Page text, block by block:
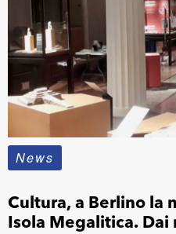
News
Cultura, a Berlino la
Isola Megalitica.